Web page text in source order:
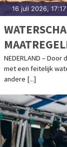
16 juli 2026,
DROOGTE
NEDERLAND –
met een feitelijk
andere [...]